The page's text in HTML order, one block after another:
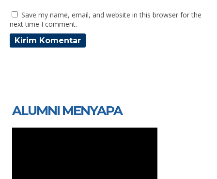
Save my name, email, and website in this browser for the
next time I comment.
ALUMNI MENYAPA